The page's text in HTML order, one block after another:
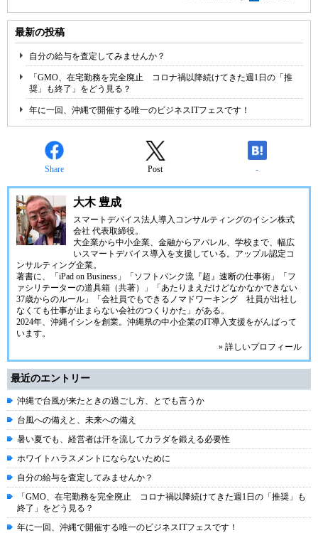
最新の投稿
自分の給与を査定してみませんか？
「GMO、在宅勤務を完全廃止 コロナ禍以降続けてきた週1日の「推
奨」も終了」をどう見る？
年に一回、沖縄で開催する唯一のビジネスITフェスです！
Share Post -
大木 豊成
スマートデバイス法人導入コンサルティングのイシン株式
会社 代表取締役。
大企業から中小企業、金融からアパレル、学校まで、幅広
いスマートデバイス導入を支援している。アップル認定コ
ンサルティング企業。
著書に、「iPad on Business」「ソフトバンク流『超』速断の仕事術」「フ
ァシリテーターの道具箱（共著）」「あたりまえだけどなかなかできない
37歳からのルール」「会社員でもできるノマドワーキング 社員が出社し
なくても仕事が止まらない会社のつくりかた」がある。
2024年、 沖縄イシンを創業。沖縄県の中小企業のIT導入支援をがんばって
います。
» 詳しいプロフィール
最近のエントリー
沖縄で台風が来たときの過ごし方、とでも言うか
台風への備えと、未来への備え
暑い夏でも、経営者は汗を流してカラダを鍛える必要性
ホワイトハラスメントにならないために
自分の給与を査定してみませんか？
「GMO、在宅勤務を完全廃止 コロナ禍以降続けてきた週1日の「推奨」も
終了」をどう見る？
年に一回、沖縄で開催する唯一のビジネスITフェスです！